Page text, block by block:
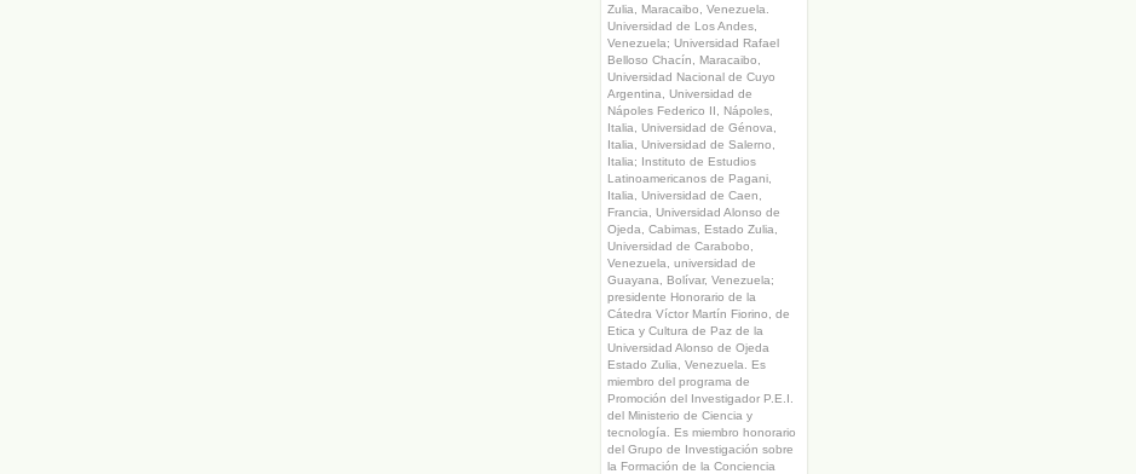
Zulia, Maracaibo, Venezuela.
Universidad de Los Andes,
Venezuela; Universidad Rafael
Belloso Chacín, Maracaibo,
Universidad Nacional de Cuyo
Argentina, Universidad de
Nápoles Federico II, Nápoles,
Italia, Universidad de Génova,
Italia, Universidad de Salerno,
Italia; Instituto de Estudios
Latinoamericanos de Pagani,
Italia, Universidad de Caen,
Francia, Universidad Alonso de
Ojeda, Cabimas, Estado Zulia,
Universidad de Carabobo,
Venezuela, universidad de
Guayana, Bolívar, Venezuela;
presidente Honorario de la
Cátedra Víctor Martín Fiorino, de
Etica y Cultura de Paz de la
Universidad Alonso de Ojeda
Estado Zulia, Venezuela. Es
miembro del programa de
Promoción del Investigador P.E.I.
del Ministerio de Ciencia y
tecnología. Es miembro honorario
del Grupo de Investigación sobre
la Formación de la Conciencia